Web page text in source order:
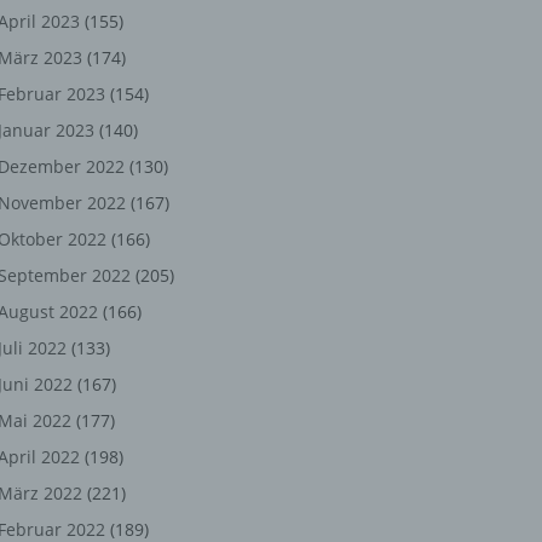
2023 (155)
März 2023 (174)
Februar 2023 (154)
Januar 2023 (140)
Dezember 2022 (130)
November 2022 (167)
Oktober 2022 (166)
September 2022 (205)
2022 (166)
Juli 2022 (133)
Juni 2022 (167)
Mai 2022 (177)
2022 (198)
März 2022 (221)
Februar 2022 (189)
oder